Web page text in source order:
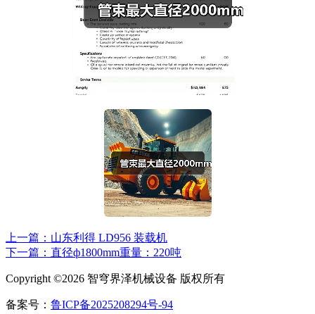
上一篇：山东利得 LD956 装载机
下一篇：直径ф1800mm重量：220吨
Copyright ©2026 智穹界泽机械设备 版权所有
备案号： 鲁ICP备2025208294号-94